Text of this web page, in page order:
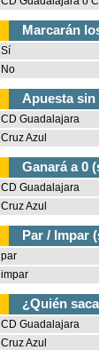
Marcarán
Sí
No
Apuesta sin
CD Guadalajara
Cruz Azul
Ganará a 0
CD Guadalajara
Cruz Azul
Par / Impar
par
impar
¿Quién
CD Guadalajara
Cruz Azul